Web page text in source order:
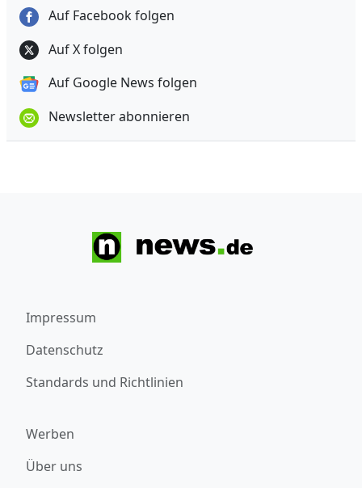
Auf Facebook folgen
Auf X folgen
Auf Google News folgen
Newsletter abonnieren
Impressum
Datenschutz
Standards und Richtlinien
Werben
Über uns